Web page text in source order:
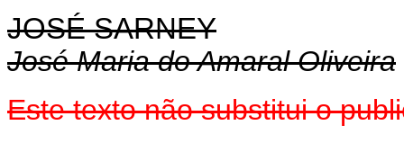
JOSÉ SARNEY
José Maria do Amaral Oliveira
Este texto não substitui o